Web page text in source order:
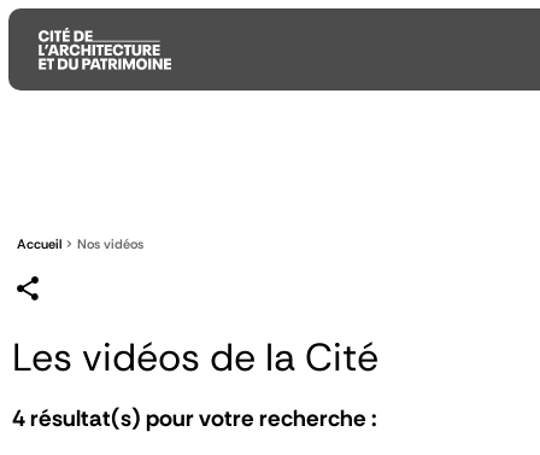
principal
principal
recherche
Accueil Nos vidéos
Les vidéos de la Cité
4résultat(s) pour votre recherche :